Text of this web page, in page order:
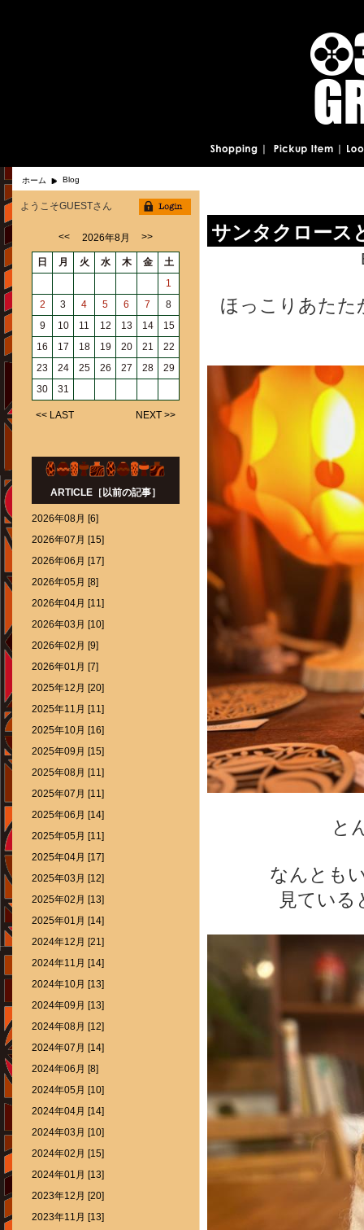
ホーム Blog
サンタクロース
ほっこりあたた
と
なんとも
見てい
ようこそGUESTさん
<< 2026年8月 >>
日 月 火 水 木 金
土
1
2
3 4 5 6 7
8
9
10 11 12 13 14
15
16
17 18 19 20 21
22
23
24 25 26 27 28
29
30
31
<< LAST NEXT >>
ARTICLE［以前の記事］
2026年08月 [6]
2026年07月 [15]
2026年06月 [17]
2026年05月 [8]
2026年04月 [11]
2026年03月 [10]
2026年02月 [9]
2026年01月 [7]
2025年12月 [20]
2025年11月 [11]
2025年10月 [16]
2025年09月 [15]
2025年08月 [11]
2025年07月 [11]
2025年06月 [14]
2025年05月 [11]
2025年04月 [17]
2025年03月 [12]
2025年02月 [13]
2025年01月 [14]
2024年12月 [21]
2024年11月 [14]
2024年10月 [13]
2024年09月 [13]
2024年08月 [12]
2024年07月 [14]
2024年06月 [8]
2024年05月 [10]
2024年04月 [14]
2024年03月 [10]
2024年02月 [15]
2024年01月 [13]
2023年12月 [20]
2023年11月 [13]